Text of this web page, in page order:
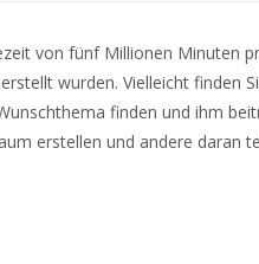
von fünf Millionen Minuten
wurden. Vielleicht finden
finden und ihm
erstellen und andere daran